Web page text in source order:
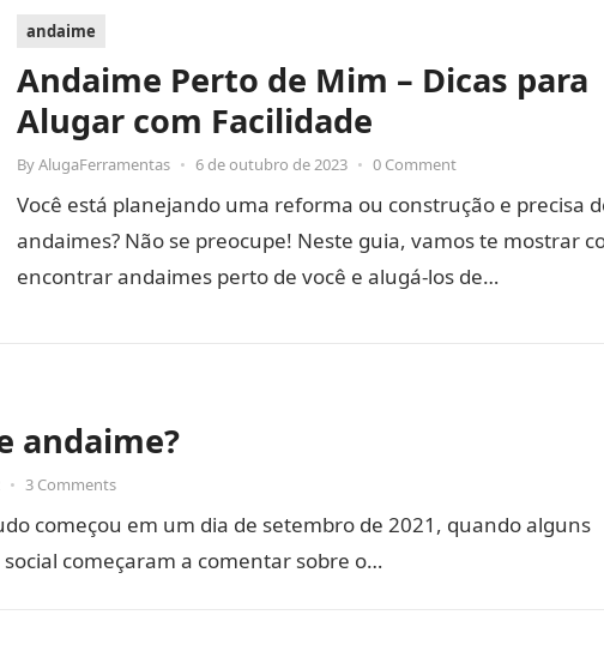
andaime
Andaime Perto de Mim – Dicas para
Alugar com Facilidade
ByAlugaFerramentas • 6 de outubro de 2023 • 0 Comment
Você está planejando uma reforma ou construção e precisa
andaimes? Não se preocupe! Neste guia, vamos te mostrar
encontrar andaimes perto de você e alugá-los de…
andaime?
• 3 Comments
começou em um dia de setembro de 2021, quando alguns
começaram a comentar sobre o…